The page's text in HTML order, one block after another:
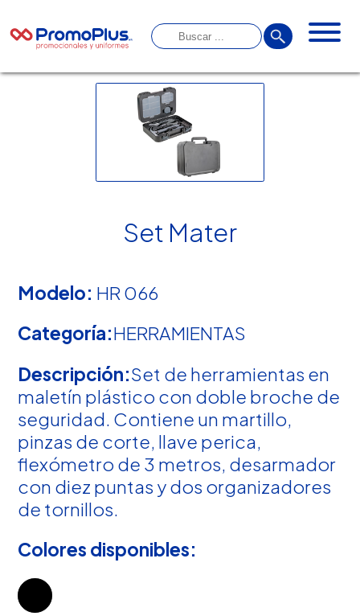
Set Mater
Modelo: HR 066
Categoría:HERRAMIENTAS
Descripción:Set de herramientas en
maletín plástico con doble broche de
seguridad. Contiene un martillo,
pinzas de corte, llave perica,
flexómetro de 3 metros, desarmador
con diez puntas y dos organizadores
de tornillos.
Colores disponibles: